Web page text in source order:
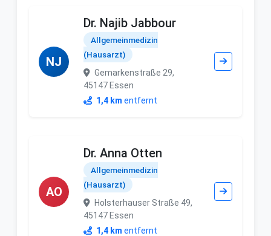
NJ
Dr. Najib Jabbour
Allgemeinmedizin
(Hausarzt)
Gemarkenstraße 29,
45147 Essen
1,4 km entfernt
AO
Dr. Anna Otten
Allgemeinmedizin
(Hausarzt)
Holsterhauser Straße 49,
45147 Essen
1,4 km entfernt